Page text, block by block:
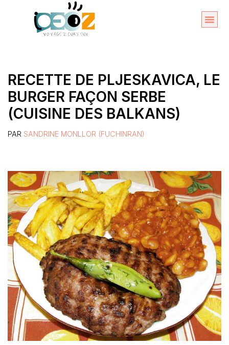
RECETTE DE PLJESKAVICA, LE
BURGER FAÇON SERBE
(CUISINE DES BALKANS)
PAR SANDRINE MONLLOR (FUCHINRAN)